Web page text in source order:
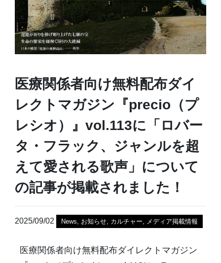
医療関係者向け無料配布ダイ
レクトマガジン『precio（プ
レシオ）』vol.113に「ロバー
タ・フラック、ジャンルを超
えて愛される歌声」について
の記事が掲載されました！
2025/09/02 News, お知らせ, カルチャー, メディア掲載情報
医療関係者向け無料配布ダイレクトマガジン